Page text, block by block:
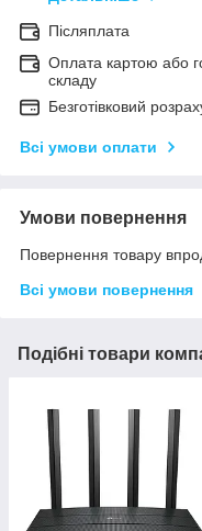
Післяплата
Оплата картою або
складу
Безготівковий
Всі умови оплати
Умови повернення
Повернення товару
Всі умови повернення
Подібні товари